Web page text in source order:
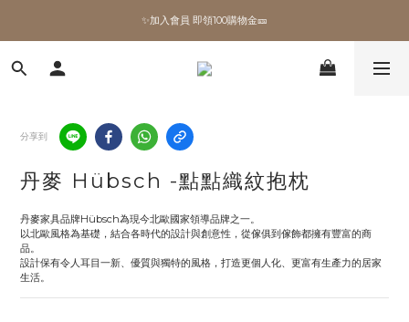
✨加入會員 即領100購物金🎫
✨加入會員 即領100購物金🎫
全館滿額現折🔥
✨加入會員 即領100購物金🎫
分享到
丹麥 Hübsch -點點織紋抱枕
丹麥家具品牌Hübsch為現今北歐國家領導品牌之一。
以北歐風格為基礎，結合各時代的設計與創意性，從傢俱到傢飾都擁有豐富的商
品。
設計保有令人耳目一新、優質與獨特的風格，打造更個人化、更富有生產力的居家
生活。